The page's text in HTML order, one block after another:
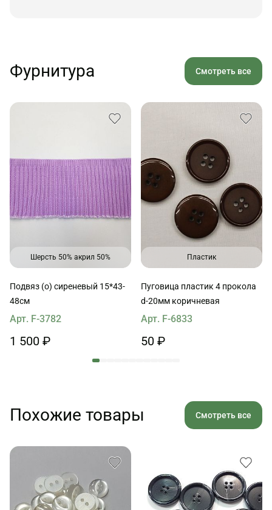
Фурнитура Смотреть все
Шерсть 50% акрил 50%
Подвяз (о) сиреневый 15*43-
48см
Арт. F-3782
1 500 ₽
Пластик
Пуговица пластик 4 прокола
d-20мм коричневая
Арт. F-6833
50 ₽
Похожие товары Смотреть все